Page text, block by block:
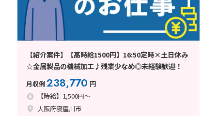
【紹介案件】【高時給1500円】16:50定時×土日休み
☆金属製品の機械加工♪残業少なめ◎未経験歓迎！
月収例238,770 円
【時給】1,500円～
大阪府寝屋川市